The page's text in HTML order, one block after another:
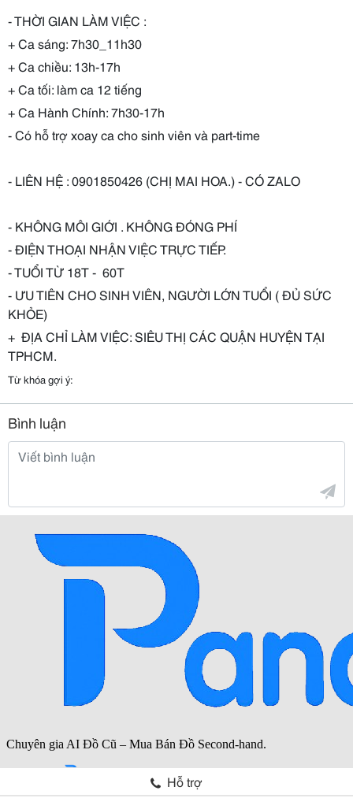
- THỜI GIAN LÀM VIỆC :
+ Ca sáng: 7h30_11h30
+ Ca chiều: 13h-17h
+ Ca tối: làm ca 12 tiếng
+ Ca Hành Chính: 7h30-17h
- Có hỗ trợ xoay ca cho sinh viên và part-time
- LIÊN HỆ : 0901850426 (CHỊ MAI HOA.) - CÓ ZALO
- KHÔNG MÔI GIỚI . KHÔNG ĐÓNG PHÍ
- ĐIỆN THOẠI NHẬN VIỆC TRỰC TIẾP.
- TUỔI TỪ 18T - 60T
- ƯU TIÊN CHO SINH VIÊN, NGƯỜI LỚN TUỔI ( ĐỦ SỨC
KHỎE)
+ ĐỊA CHỈ LÀM VIỆC: SIÊU THỊ CÁC QUẬN HUYỆN TẠI
TPHCM.
Từ khóa gợi ý:
Bình luận
Hỗ trợ